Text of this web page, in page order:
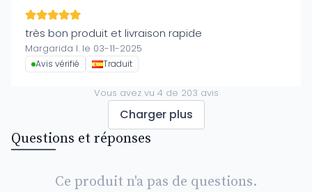
très bon produit et livraison rapide
Margarida I. le 03-11-2025
Avis vérifié Traduit
Vous avez vu 4de 203 avis
Charger plus
Questions et réponses
Ce produit n'a pas de questions.